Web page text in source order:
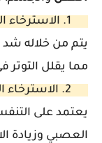
يتم من خلاله
مما يقلل
يعتمد على
العصبي وزيادة